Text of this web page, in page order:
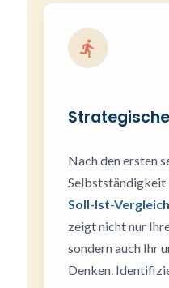
Nach den ersten
Selbstständigkeit
Soll-Ist-Vergleich
zeigt nicht nur
sondern auch Ihr
Denken.